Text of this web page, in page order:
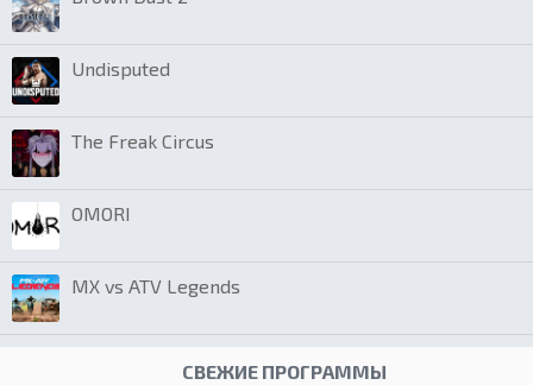
Undisputed
The Freak Circus
OMORI
MX vs ATV Legends
СВЕЖИЕ ПРОГРАММЫ